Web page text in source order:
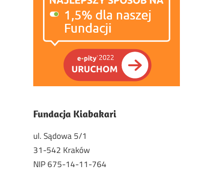
Fundacja Kiabakari
ul. Sądowa 5/1
31-542 Kraków
NIP 675-14-11-764